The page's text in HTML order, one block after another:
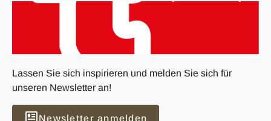
Lassen Sie sich inspirieren und melden Sie sich für
unseren Newsletter an!
Newsletter anmelden